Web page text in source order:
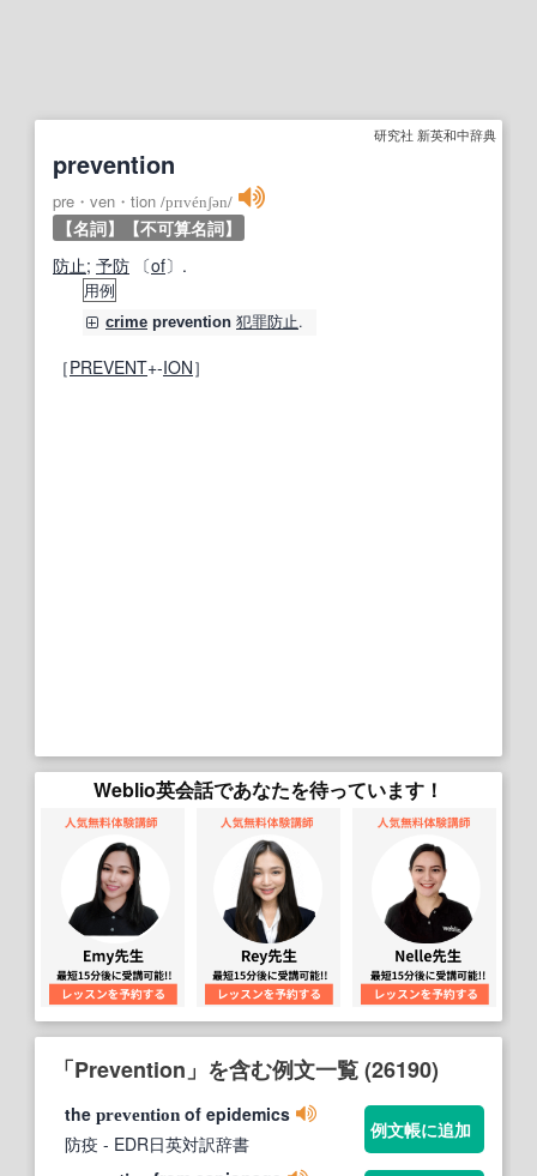
研究社 新英和中辞典
prevention
pre・ven・tion /prɪvénʃən/
【名詞】
【不可算名詞】
防止; 予防 〔of〕.
用例
crime prevention 犯罪防止.
［PREVENT+‐ION］
Weblio英会話であなたを待っています！
「Prevention」を含む例文一覧 (26190)
the prevention of epidemics
防疫 - EDR日英対訳辞書
例文帳に追加